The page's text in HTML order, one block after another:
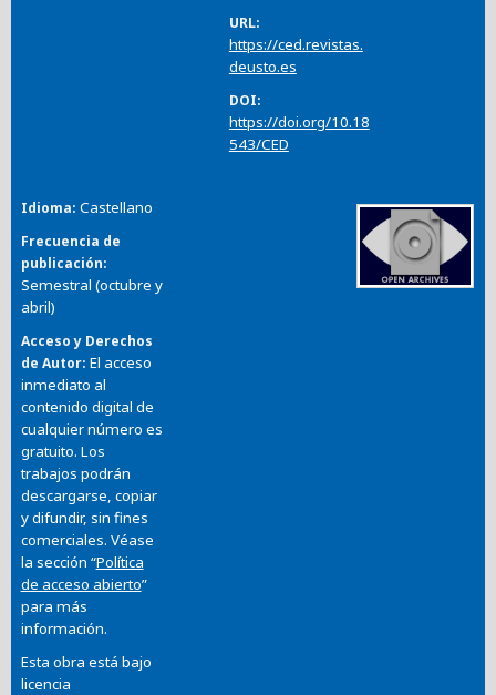
URL
https://ced.revistas.
deusto.es
DOI
https://doi.org/10.18
543/CED
Idioma Castellano
Frecuencia de
publicación
Semestral (octubre y
abril)
Acceso y Derechos
de Autor El acceso
inmediato al
contenido digital de
cualquier número es
gratuito. Los
trabajos podrán
descargarse, copiar
y difundir, sin fines
comerciales. Véase
la sección “Política
de acceso abierto”
para más
información.
Esta obra está bajo
licencia